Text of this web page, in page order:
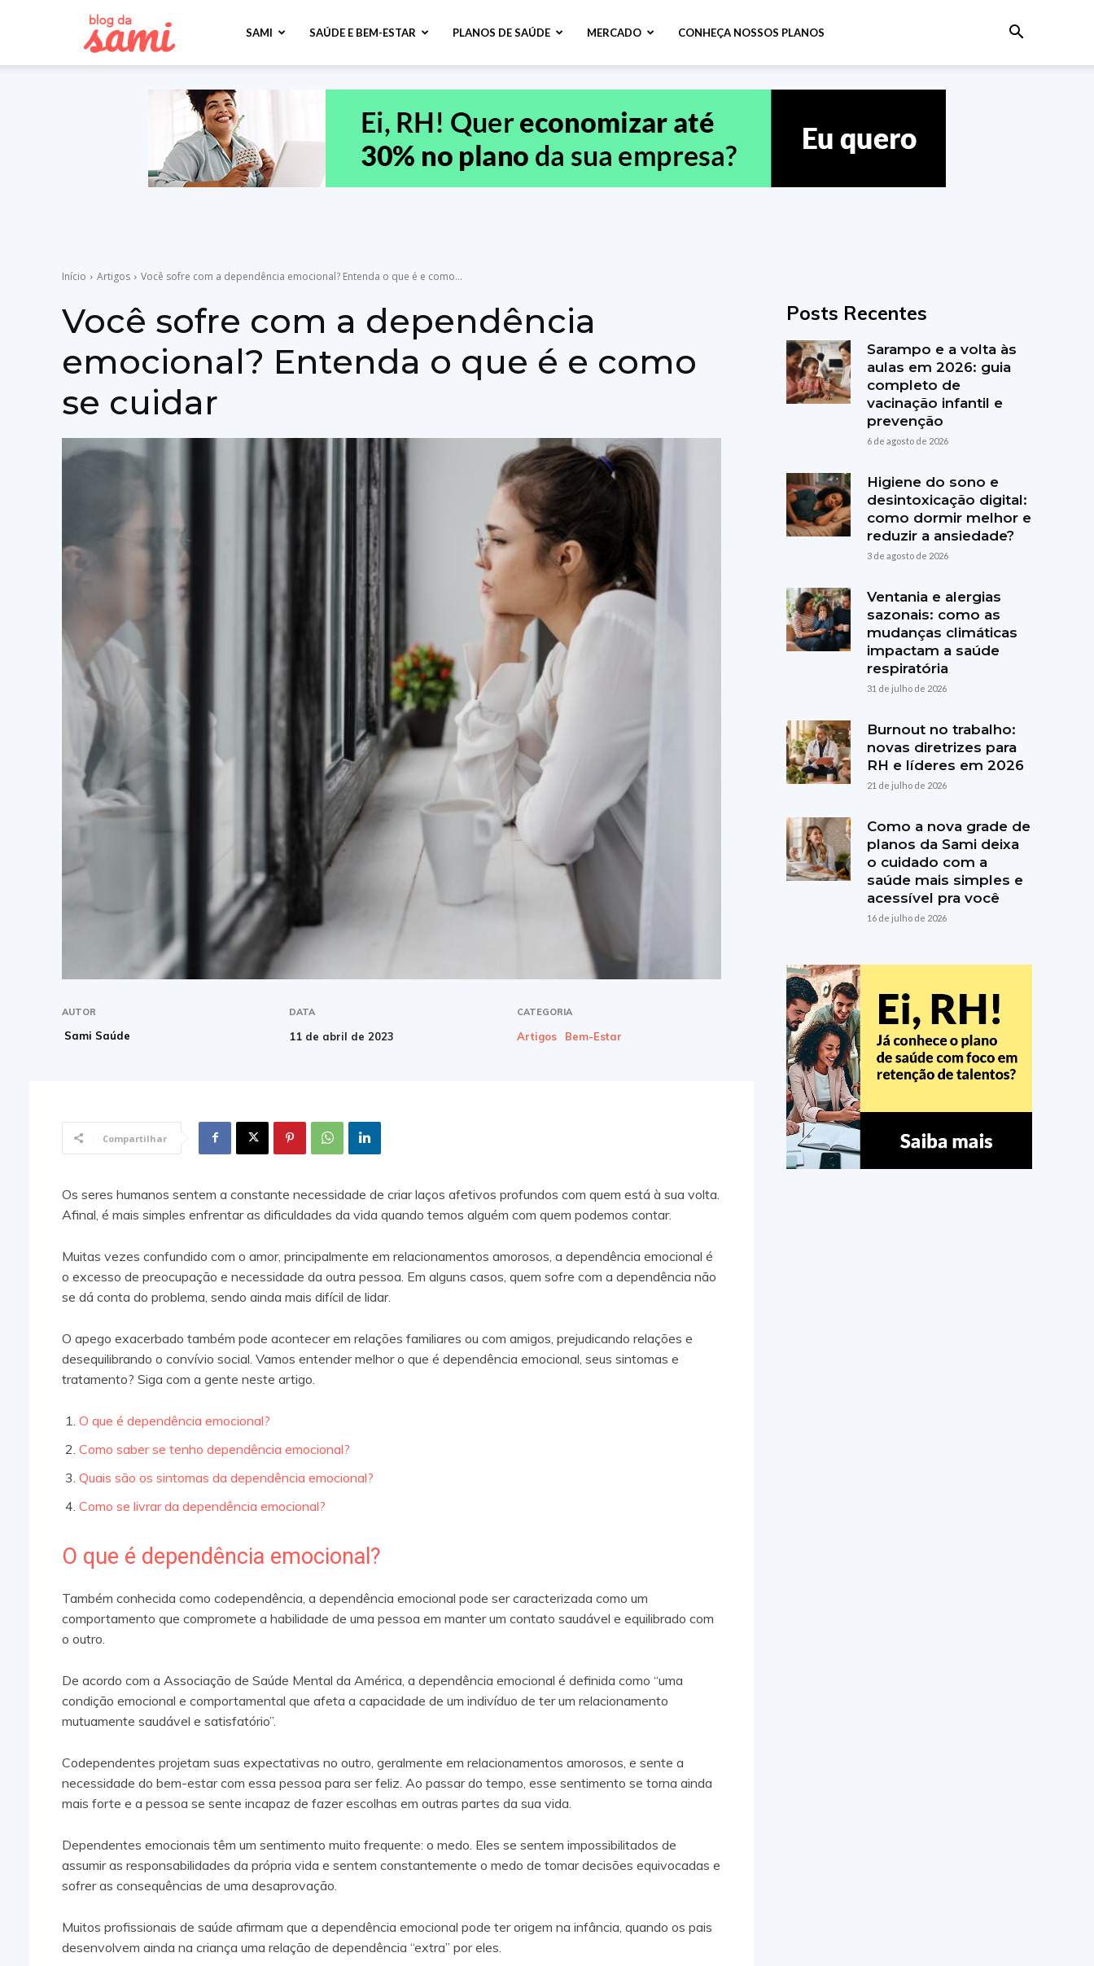
Saúde
SAMI SAÚDE E BEM-ESTAR PLANOS DE SAÚDE MERCADO CONHEÇA NOSSOS PLANOS
Início Artigos Você sofre com a dependência emocional? Entenda o que é e como...
Você sofre com a dependência
emocional? Entenda o que é e como
se cuidar
AUTOR
Sami Saúde
DATA
11 de abril de 2023
CATEGORIA
Artigos Bem-Estar
Compartilhar
Os seres humanos sentem a constante necessidade de criar laços afetivos profundos com quem está à sua volta.
Afinal, é mais simples enfrentar as dificuldades da vida quando temos alguém com quem podemos contar.
Muitas vezes confundido com o amor, principalmente em relacionamentos amorosos, a dependência emocional é
o excesso de preocupação e necessidade da outra pessoa. Em alguns casos, quem sofre com a dependência não
se dá conta do problema, sendo ainda mais difícil de lidar.
O apego exacerbado também pode acontecer em relações familiares ou com amigos, prejudicando relações e
desequilibrando o convívio social. Vamos entender melhor o que é dependência emocional, seus sintomas e
tratamento? Siga com a gente neste artigo.
O que é dependência emocional?
Como saber se tenho dependência emocional?
Quais são os sintomas da dependência emocional?
Como se livrar da dependência emocional?
O que é dependência emocional?
Também conhecida como codependência, a dependência emocional pode ser caracterizada como um
comportamento que compromete a habilidade de uma pessoa em manter um contato saudável e equilibrado com
o outro.
De acordo com a Associação de Saúde Mental da América, a dependência emocional é definida como “uma
condição emocional e comportamental que afeta a capacidade de um indivíduo de ter um relacionamento
mutuamente saudável e satisfatório”.
Codependentes projetam suas expectativas no outro, geralmente em relacionamentos amorosos, e sente a
necessidade do bem-estar com essa pessoa para ser feliz. Ao passar do tempo, esse sentimento se torna ainda
mais forte e a pessoa se sente incapaz de fazer escolhas em outras partes da sua vida.
Dependentes emocionais têm um sentimento muito frequente: o medo. Eles se sentem impossibilitados de
assumir as responsabilidades da própria vida e sentem constantemente o medo de tomar decisões equivocadas e
sofrer as consequências de uma desaprovação.
Muitos profissionais de saúde afirmam que a dependência emocional pode ter origem na infância, quando os pais
desenvolvem ainda na criança uma relação de dependência “extra” por eles.
Posts Recentes
Sarampo e a volta às
aulas em 2026: guia
completo de
vacinação infantil e
prevenção
6 de agosto de 2026
Higiene do sono e
desintoxicação digital:
como dormir melhor e
reduzir a ansiedade?
3 de agosto de 2026
Ventania e alergias
sazonais: como as
mudanças climáticas
impactam a saúde
respiratória
31 de julho de 2026
Burnout no trabalho:
novas diretrizes para
RH e líderes em 2026
21 de julho de 2026
Como a nova grade de
planos da Sami deixa
o cuidado com a
saúde mais simples e
acessível pra você
16 de julho de 2026